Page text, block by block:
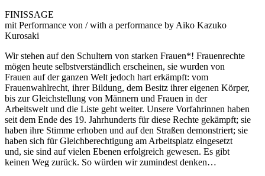
FINISSAGE
mit Performance von / with a performance by Aiko Kazuko
Kurosaki
Wir stehen auf den Schultern von starken Frauen*! Frauenrechte
mögen heute selbstverständlich erscheinen, sie wurden von
Frauen auf der ganzen Welt jedoch hart erkämpft: vom
Frauenwahlrecht, ihrer Bildung, dem Besitz ihrer eigenen Körper,
bis zur Gleichstellung von Männern und Frauen in der
Arbeitswelt und die Liste geht weiter. Unsere Vorfahrinnen haben
seit dem Ende des 19. Jahrhunderts für diese Rechte gekämpft; sie
haben ihre Stimme erhoben und auf den Straßen demonstriert; sie
haben sich für Gleichberechtigung am Arbeitsplatz eingesetzt
und, sie sind auf vielen Ebenen erfolgreich gewesen. Es gibt
keinen Weg zurück. So würden wir zumindest denken…